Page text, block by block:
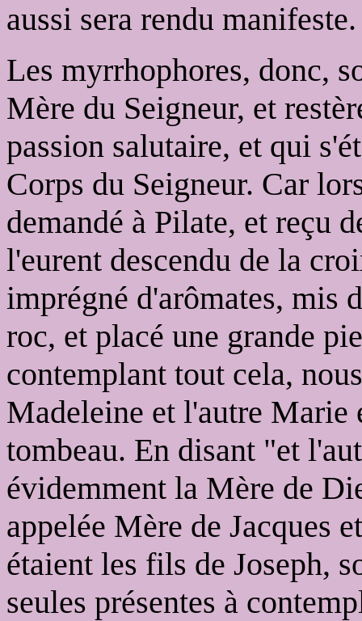
aussi sera rendu manifeste.
Les myrrhophores, donc,
Mère du Seigneur, et
passion salutaire, et qui
Corps du Seigneur. Car
demandé à Pilate, et reçu
l'eurent descendu de la
imprégné d'arômates, mis
roc, et placé une grande
contemplant tout cela,
Madeleine et l'autre Marie
tombeau. En disant "et
évidemment la Mère de
appelée Mère de Jacques
étaient les fils de Joseph,
seules présentes à